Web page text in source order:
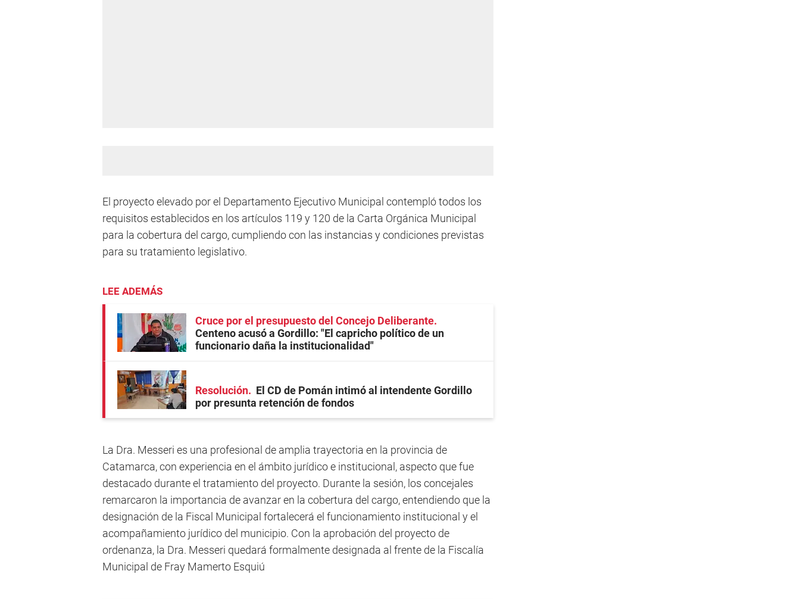
El proyecto elevado por el Departamento Ejecutivo Municipal contempló todos los
requisitos establecidos en los artículos 119 y 120 de la Carta Orgánica Municipal
para la cobertura del cargo, cumpliendo con las instancias y condiciones previstas
para su tratamiento legislativo.
LEE ADEMÁS
Cruce por el presupuesto del Concejo Deliberante
Centeno acusó a Gordillo: "El capricho político de un
funcionario daña la institucionalidad"
Resolución
El CD de Pomán intimó al intendente Gordillo
por presunta retención de fondos
La Dra. Messeri es una profesional de amplia trayectoria en la provincia de
Catamarca, con experiencia en el ámbito jurídico e institucional, aspecto que fue
destacado durante el tratamiento del proyecto. Durante la sesión, los concejales
remarcaron la importancia de avanzar en la cobertura del cargo, entendiendo que la
designación de la Fiscal Municipal fortalecerá el funcionamiento institucional y el
acompañamiento jurídico del municipio. Con la aprobación del proyecto de
ordenanza, la Dra. Messeri quedará formalmente designada al frente de la Fiscalía
Municipal de Fray Mamerto Esquiú